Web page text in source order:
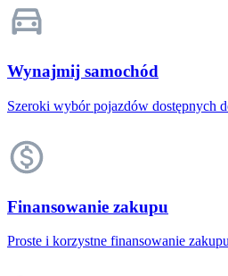
Wynajmij samochód
Szeroki wybór pojazdów dostępnych
Finansowanie zakupu
Proste i korzystne finansowanie